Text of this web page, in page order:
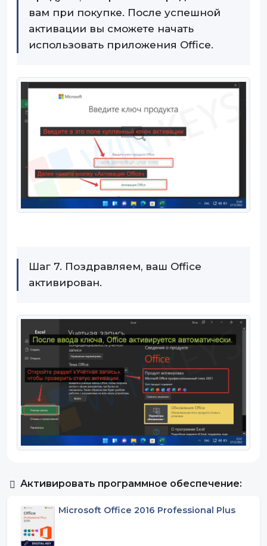
вам при покупке. После успешной
активации вы сможете начать
использовать приложения Office.
Шаг 7. Поздравляем, ваш Office
активирован.
Активировать программное обеспечение:
Microsoft Office 2016 Professional Plus